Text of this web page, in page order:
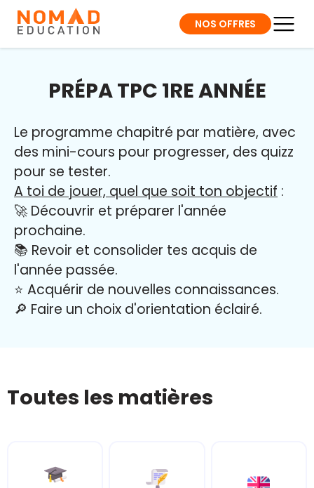
NOS OFFRES
PRÉPA TPC 1RE ANNÉE
Le programme chapitré par matière, avec
des mini-cours pour progresser, des quizz
pour se tester.
A toi de jouer, quel que soit ton objectif :
🚀 Découvrir et préparer l'année
prochaine.
📚 Revoir et consolider tes acquis de
l'année passée.
⭐️ Acquérir de nouvelles connaissances.
🔎 Faire un choix d'orientation éclairé.
Toutes les matières